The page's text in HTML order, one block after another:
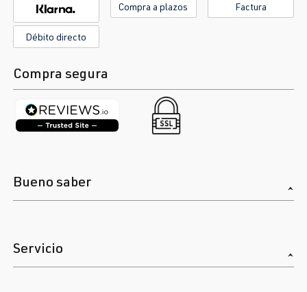
Compra a plazos Factura
Débito directo
Compra segura
Bueno saber
Servicio